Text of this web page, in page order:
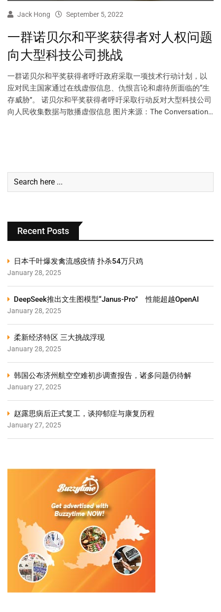
Jack Hong September 5, 2022
一群诺贝尔和平奖获得者对人权问题
向大型科技公司挑战
一群诺贝尔和平奖获得者呼吁政府采取一项技术行动计划，以
应对民主国家通过在线虚假信息、仇恨言论和虐待所面临的“生
存威胁”。 诺贝尔和平奖获得者呼吁采取行动反对大型科技公司
向人民收集数据与散播虚假信息 图片来源：The Conversation…
Recent Posts
日本千叶爆发禽流感疫情 扑杀54万只鸡
January 28, 2025
DeepSeek推出文生图模型“Janus-Pro” 性能超越OpenAI
January 28, 2025
柔新经济特区 三大挑战浮现
January 28, 2025
韩国公布济州航空空难初步调查报告，诸多问题仍待解
January 27, 2025
赵露思病后正式复工，谈抑郁症与康复历程
January 27, 2025